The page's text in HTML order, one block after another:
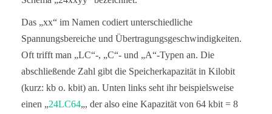
Das „xx“ im Namen codiert unterschiedliche
Spannungsbereiche und Übertragungsgeschwindigkeiten.
Oft trifft man „LC“-, „C“- und „A“-Typen an. Die
abschließende Zahl gibt die Speicherkapazität in Kilobit
(kurz: kb o. kbit) an. Unten links seht ihr beispielsweise
einen „24LC64„, der also eine Kapazität von 64 kbit = 8